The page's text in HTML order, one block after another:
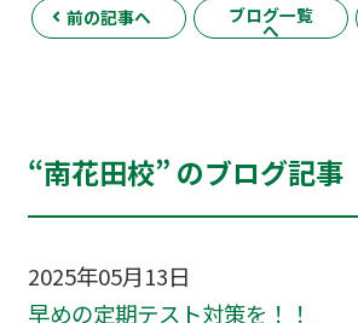
前の記事へ ブログ一覧
へ
“南花田校” のブログ記事
2025年05月13日
早めの定期テスト対策を！！